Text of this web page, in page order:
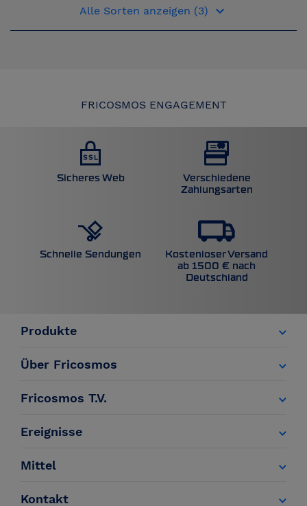
Alle Sorten anzeigen (3) keyboard_arrow_down
FRICOSMOS ENGAGEMENT
Sicheres Web
Verschiedene
Zahlungsarten
Schnelle Sendungen
Kostenloser Versand
ab 1500 € nach
Deutschland
Produkte
Über Fricosmos
Fricosmos T.V.
Ereignisse
Mittel
Kontakt